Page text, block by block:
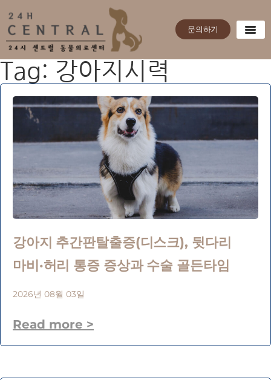
문의하기
Tag: 강아지시력
강아지 추간판탈출증(디스크), 뒷다리
마비·허리 통증 증상과 수술 골든타임
2026년 08월 03일
Read more >